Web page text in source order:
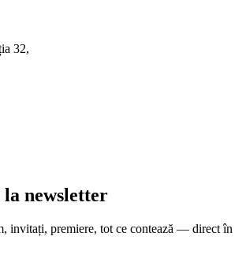
32,
la newsletter
invitați, premiere, tot ce contează — direct în